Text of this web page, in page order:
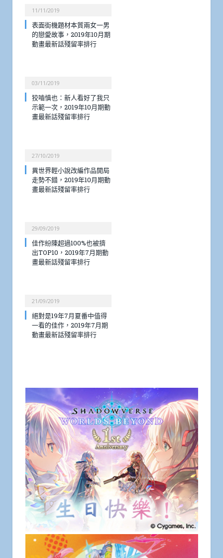
11/11/2019
表面街機題材本質兩女一男
的戀愛故事，2019年10月期
動畫最新話殘留率排行
03/11/2019
狡嚙慎也：新人看好了我只
示範一次，2019年10月期動
畫最新話殘留率排行
27/10/2019
異世界輕小說改編作品開局
走勢不錯，2019年10月期動
畫最新話殘留率排行
29/09/2019
佳作紛陳超過100%也被擠
出TOP10，2019年7月期動
畫最新話殘留率排行
21/09/2019
絕對是19年7月夏番中值得
一看的佳作，2019年7月期
動畫最新話殘留率排行